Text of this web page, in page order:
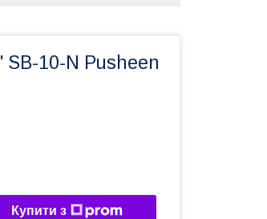
SB-10-N Pusheen
Купити з